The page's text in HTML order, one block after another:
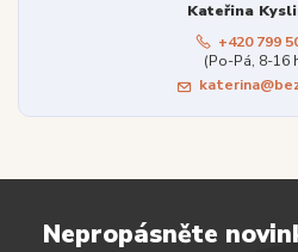
Kateřina
+420 799
(Po-Pá, 8-16
Nepropásněte